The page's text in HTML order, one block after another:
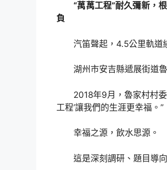
“萬萬工程”耐久彌新，根
負
汽笛聲起，4.5公里軌道
湖州市安吉縣遞展街道魯
2018年9月，魯家村村委
工程’讓我們的生涯更幸福。”
幸福之源，飲水思源。
這是深刻調研、題目導